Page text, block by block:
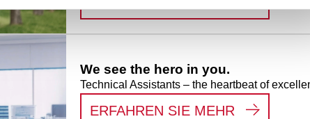
We see the hero in you.
Technical Assistants – the heartbeat of
ERFAHREN SIE MEHR WE SEE